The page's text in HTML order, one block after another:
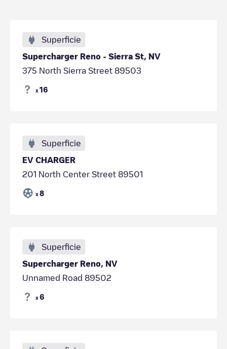
Superficie
Supercharger Reno - Sierra St, NV
375 North Sierra Street 89503
x 16
Superficie
EV CHARGER
201 North Center Street 89501
x 8
Superficie
Supercharger Reno, NV
Unnamed Road 89502
x 6